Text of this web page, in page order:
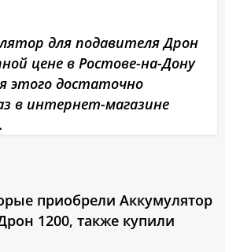
для подавителя Дрон
цене в Ростове-на-Дону
этого достаточно
в интернет-магазине
приобрели Аккумулятор
1200, также купили